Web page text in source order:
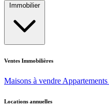
Immobilier
Ventes Immobilières
Maisons à vendre Appartements
Locations annuelles